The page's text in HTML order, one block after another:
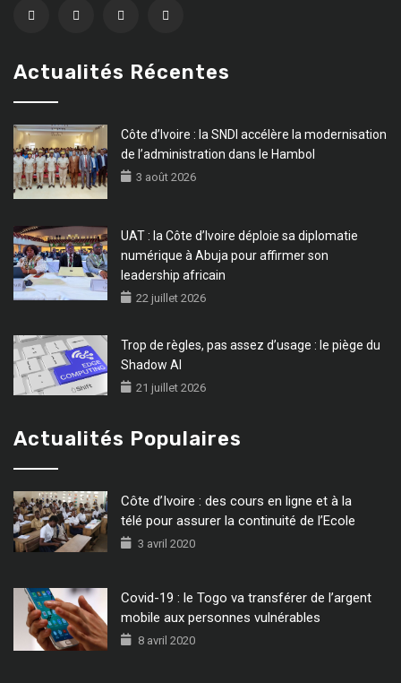
Actualités Récentes
Côte d’Ivoire : la SNDI accélère la modernisation
de l’administration dans le Hambol
3 août 2026
UAT : la Côte d’Ivoire déploie sa diplomatie
numérique à Abuja pour affirmer son
leadership africain
22 juillet 2026
Trop de règles, pas assez d’usage : le piège du
Shadow AI
21 juillet 2026
Actualités Populaires
Côte d’Ivoire : des cours en ligne et à la
télé pour assurer la continuité de l’Ecole
3 avril 2020
Covid-19 : le Togo va transférer de l’argent
mobile aux personnes vulnérables
8 avril 2020